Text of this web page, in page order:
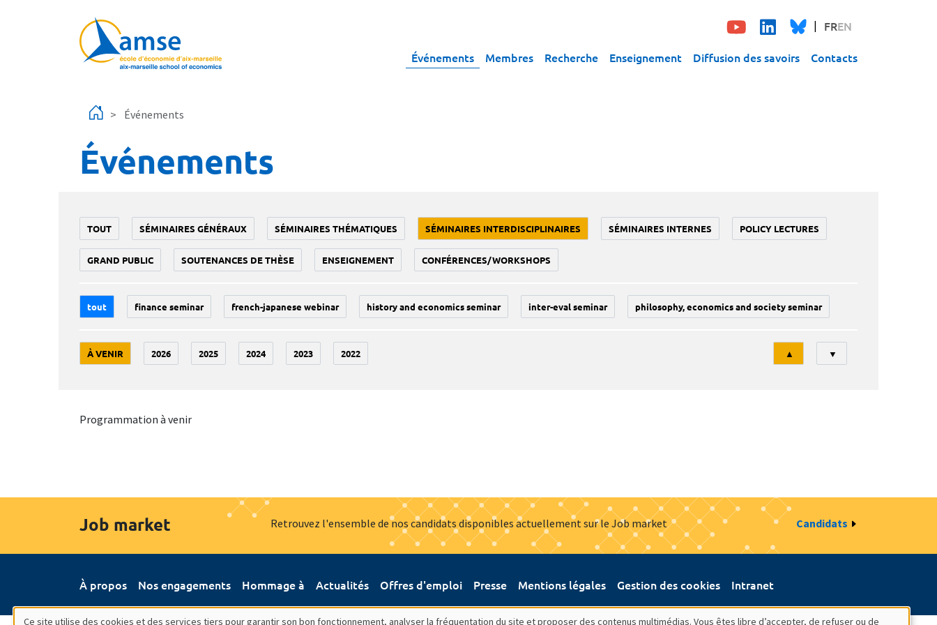
FREN
Événements Membres Recherche Enseignement Diffusion des savoirs Contacts
Événements
Événements
TOUT SÉMINAIRES GÉNÉRAUX SÉMINAIRES THÉMATIQUES SÉMINAIRES INTERDISCIPLINAIRES SÉMINAIRES INTERNES POLICY LECTURES
GRAND PUBLIC SOUTENANCES DE THÈSE ENSEIGNEMENT CONFÉRENCES/WORKSHOPS
tout finance seminar french-japanese webinar history and economics seminar inter-eval seminar philosophy, economics and society seminar
À VENIR 2026 2025 2024 2023 2022
Tri
▲ ▼
Programmation à venir
Job market Retrouvez l'ensemble de nos candidats disponibles actuellement sur le Job market Candidats
À propos Nos engagements Hommage à Actualités Offres d'emploi Presse Mentions légales Gestion des cookies Intranet
Ce site utilise des cookies et des services tiers pour garantir son bon fonctionnement, analyser la fréquentation du site et proposer des contenus multimédias. Vous êtes libre d’accepter, de refuser ou de